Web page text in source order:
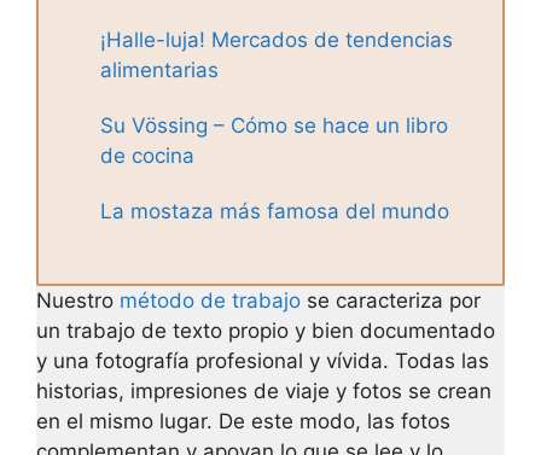
¡Halle-luja! Mercados de tendencias
alimentarias
Su Vössing – Cómo se hace un libro
de cocina
La mostaza más famosa del mundo
Nuestro método de trabajo se caracteriza por
un trabajo de texto propio y bien documentado
y una fotografía profesional y vívida. Todas las
historias, impresiones de viaje y fotos se crean
en el mismo lugar. De este modo, las fotos